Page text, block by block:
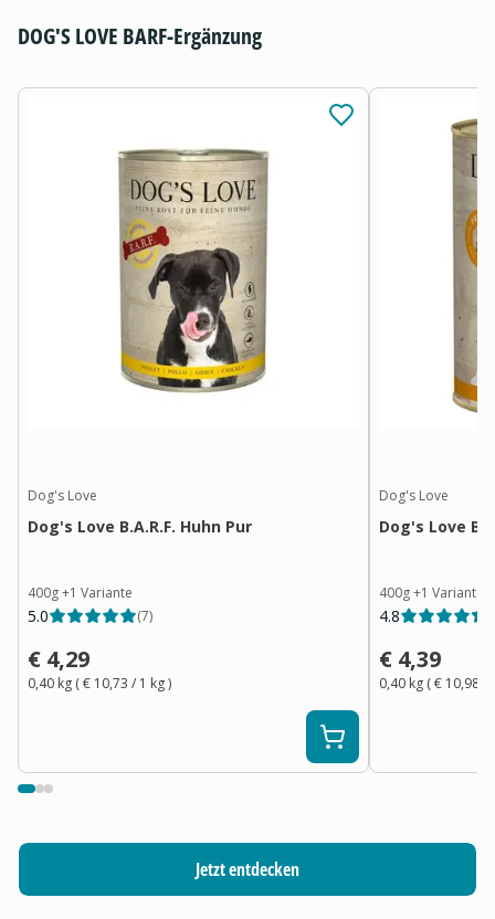
DOG'S LOVE BARF-Ergänzung
Dog's Love
Dog's Love B.A.R.F. Huhn Pur
400g+1 Variante
5.0 (7)
€ 4,29
0,40 kg (€ 10,73 / 1 kg)
Dog's Love
Dog's Love
400g+1 Variante
4.8
€ 4,39
0,40 kg (€ 10,98
Jetzt entdecken